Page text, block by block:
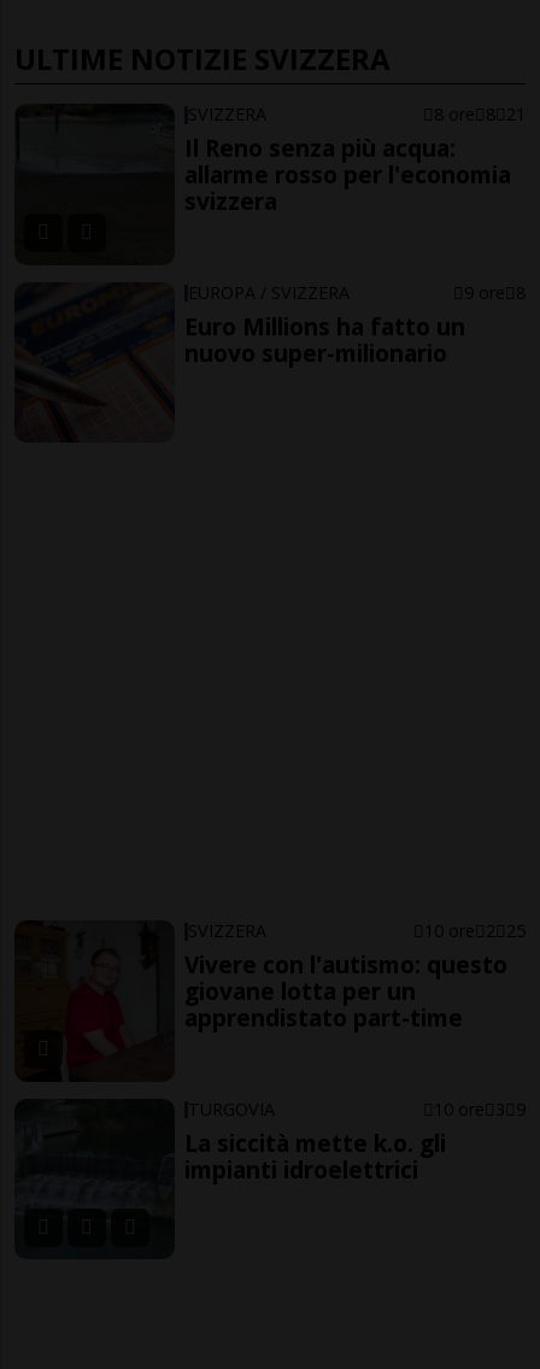
ULTIME NOTIZIE SVIZZERA
SVIZZERA 8 ore 8 21
Il Reno senza più acqua:
allarme rosso per l'economia
svizzera
EUROPA / SVIZZERA 9 ore 8
Euro Millions ha fatto un
nuovo super-milionario
SVIZZERA 10 ore 2 25
Vivere con l'autismo: questo
giovane lotta per un
apprendistato part-time
TURGOVIA 10 ore 3 9
La siccità mette k.o. gli
impianti idroelettrici